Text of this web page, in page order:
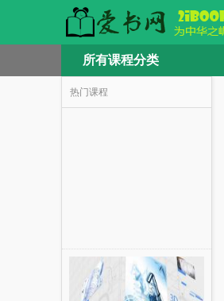
所有课程分类
热门课程